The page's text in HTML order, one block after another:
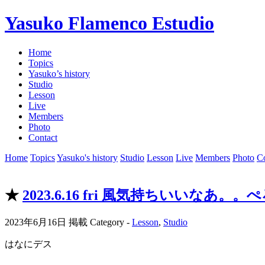
Yasuko Flamenco Estudio
Home
Topics
Yasuko’s history
Studio
Lesson
Live
Members
Photo
Contact
Home TopicsYasuko's history Studio Lesson Live Members Photo
★ 2023.6.16 fri 風気持ちいいなあ。
2023年6月16日 掲載 Category - Lesson, Studio
はなにデス